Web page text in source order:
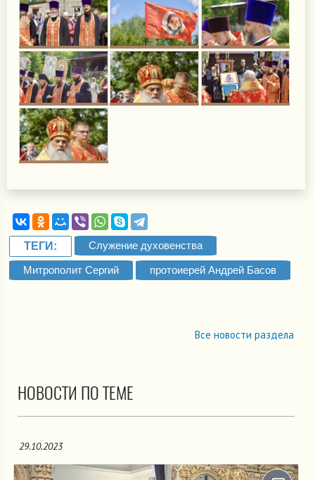
ТЕГИ: Служение духовенства
Митрополит Сергий протоиерей Андрей Басов
Все новости раздела
НОВОСТИ ПО ТЕМЕ
29.10.2023